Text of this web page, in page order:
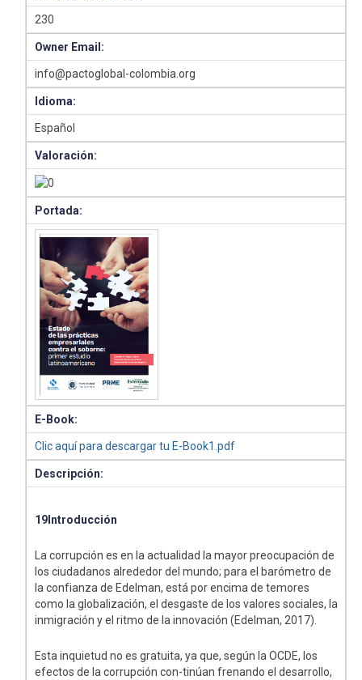
230
Owner Email:
info@pactoglobal-colombia.org
Idioma:
Español
Valoración:
Portada:
E-Book:
Clic aquí para descargar tu E-Book1.pdf
Descripción:
19Introducción
La corrupción es en la actualidad la mayor preocupación de
los ciudadanos alrededor del mundo; para el barómetro de
la confianza de Edelman, está por encima de temores
como la globalización, el desgaste de los valores sociales, la
inmigración y el ritmo de la innovación (Edelman, 2017).
Esta inquietud no es gratuita, ya que, según la OCDE, los
efectos de la corrupción con-tinúan frenando el desarrollo,